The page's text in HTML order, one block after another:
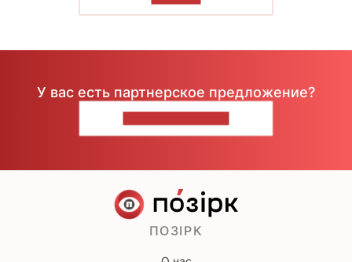
У вас есть партнерское предложение?
ПОЗІРК